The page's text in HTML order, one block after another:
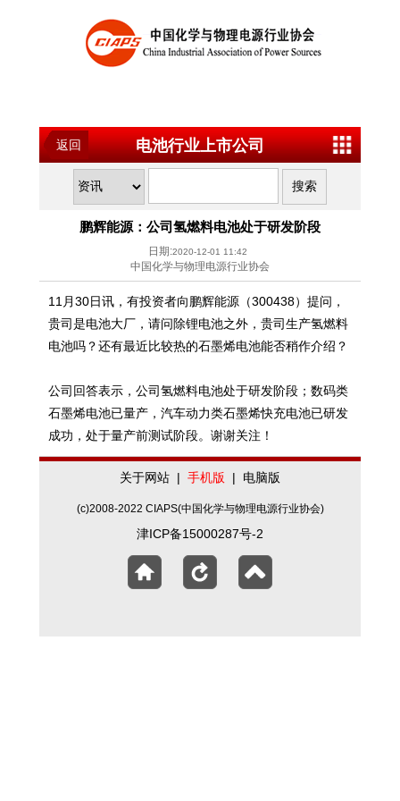
返回 电池行业上市公司
鹏辉能源：公司氢燃料电池处于研发阶段
日期:2020-12-01 11:42
中国化学与物理电源行业协会
11月30日讯，有投资者向鹏辉能源（300438）提问，
贵司是电池大厂，请问除锂电池之外，贵司生产氢燃料
电池吗？还有最近比较热的石墨烯电池能否稍作介绍？
公司回答表示，公司氢燃料电池处于研发阶段；数码类
石墨烯电池已量产，汽车动力类石墨烯快充电池已研发
成功，处于量产前测试阶段。谢谢关注！
关于网站 | 手机版 | 电脑版
(c)2008-2022 CIAPS(中国化学与物理电源行业协会)
津ICP备15000287号-2